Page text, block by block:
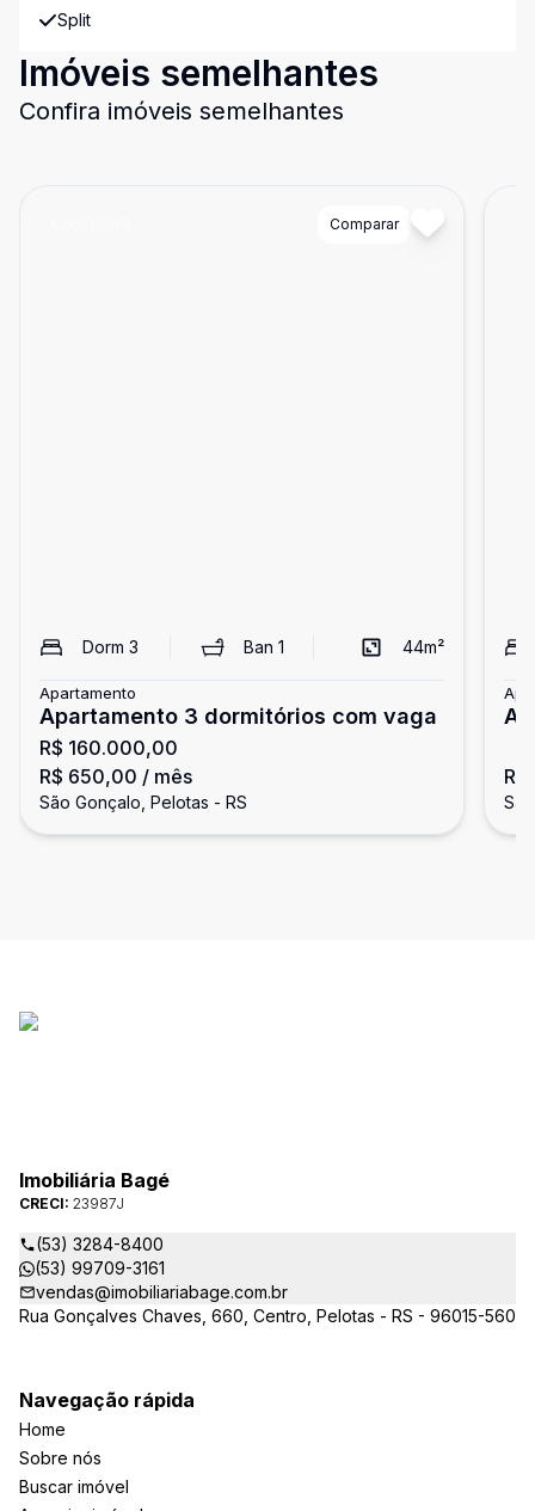
Split
Imóveis semelhantes
Confira imóveis semelhantes
Comparar
Dorm 3 Ban 1 44m²
Apartamento
Apartamento 3 dormitórios com vaga
R$ 160.000,00
R$ 650,00 / mês
São Gonçalo, Pelotas - RS
Imobiliária Bagé
CRECI: 23987J
(53) 3284-8400
(53) 99709-3161
vendas@imobiliariabage.com.br
Rua Gonçalves Chaves, 660, Centro, Pelotas - RS - 96015-560
Navegação rápida
Home
Sobre nós
Buscar imóvel